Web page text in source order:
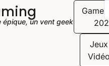
un vent geek"
Jeux